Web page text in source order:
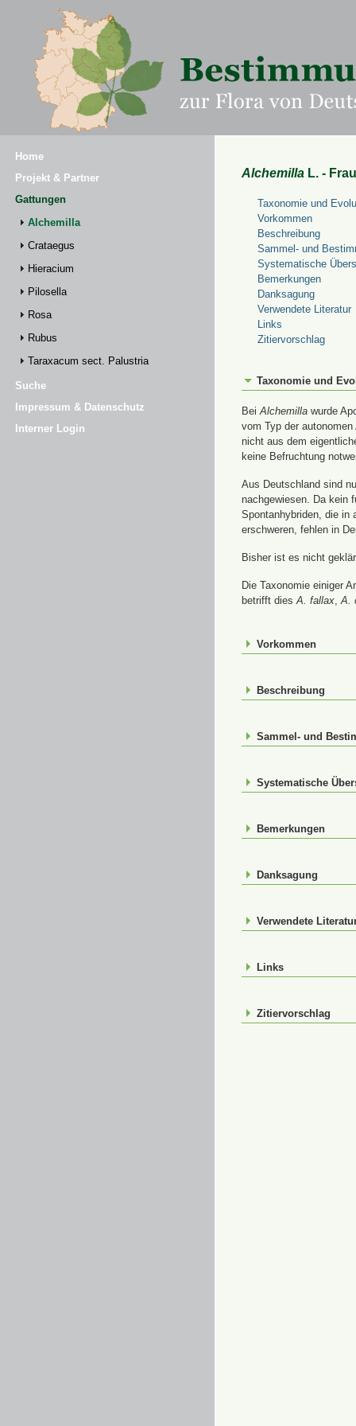
Home
Projekt & Partner
Gattungen
Alchemilla
Crataegus
Hieracium
Pilosella
Rosa
Rubus
Taraxacum sect. Palustria
Suche
Impressum & Datenschutz
Interner Login
Alchemilla L. -
Taxonomie und
Vorkommen
Beschreibung
Sammel- und
Systematische
Bemerkungen
Danksagung
Verwendete Literatur
Links
Zitiervorschlag
Taxonomie und
BeiAlchemilla wurde
vom Typ der
nicht aus dem
keine Befruchtung
Aus Deutschland sind
nachgewiesen. Da kein
Spontanhybriden, die in
erschweren, fehlen in
Bisher ist es nicht
Die Taxonomie einiger
betrifft diesA. fallax,A.
Vorkommen
Beschreibung
Sammel- und
Systematische
Bemerkungen
Danksagung
Verwendete
Links
Zitiervorschlag